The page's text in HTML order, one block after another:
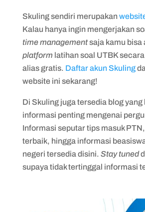
Skuling sendiri merupakan
Kalau hanya ingin mengerjakan
time managementsaja kamu bisa
platform latihan soal UTBK
alias gratis. Daftar akun Skuling
website ini sekarang!
Di Skuling juga tersedia blog
informasi penting mengenai
Informasi seputar tips masuk
terbaik, hingga informasi
negeri tersedia disini. Stay tuned
supaya tidak tertinggal informasi